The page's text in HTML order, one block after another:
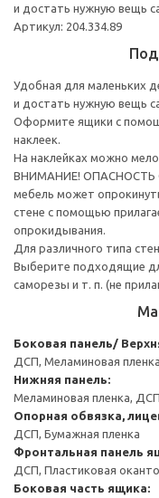
и достать нужную вещь
Артикул: 204.334.89
Удобная для маленьких
и достать нужную вещь
Оформите ящики с
наклеек.
На наклейках можно
ВНИМАНИЕ! ОПАСНОСТЬ
мебель может
стене с помощью
опрокидывания.
Для различного типа
Выберите подходящие
саморезы и т. п. (не
Боковая панель/
ДСП, Меламиновая
Нижняя панель:
Меламиновая пленка,
Опорная обвязка,
ДСП, Бумажная пленка
Фронтальная панель
ДСП, Пластиковая
Боковая часть ящика: